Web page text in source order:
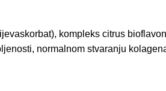
kompleks citrus
normalnom stvaranju